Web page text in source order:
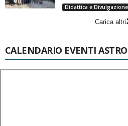
Didattica e Divulgazione
Carica altri
CALENDARIO EVENTI